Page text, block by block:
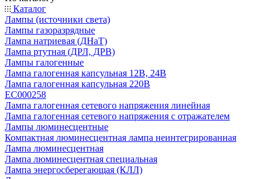
Каталог
Лампы (источники света)
Лампы газоразрядные
Лампа натриевая (ДНаТ)
Лампа ртутная (ДРЛ, ДРВ)
Лампы галогенные
Лампа галогенная капсульная 12В, 24В
Лампа галогенная капсульная 220В
EC000258
Лампа галогенная сетевого напряжения линейная
Лампа галогенная сетевого напряжения с отражателем
Лампы люминесцентные
Компактная люминесцентная лампа неинтегрированная
Лампа люминесцентная
Лампа люминесцентная специальная
Лампа энергосберегающая (КЛЛ)